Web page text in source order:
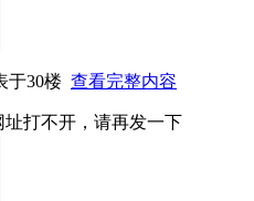
于30楼 查看完整内容
打不开，请再发一下